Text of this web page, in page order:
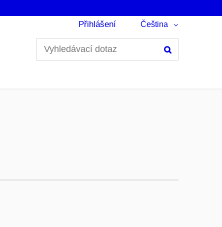
Přihlášení Čeština